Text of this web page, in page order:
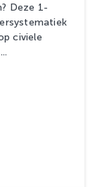
Deze 1-
civiele